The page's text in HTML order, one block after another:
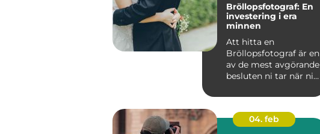
Bröllopsfotograf: En
investering i era
minnen
Att hitta en
Bröllopsfotograf är en
av de mest avgörande
besluten ni tar när ni
04. feb